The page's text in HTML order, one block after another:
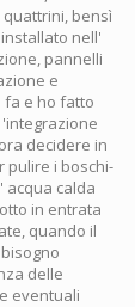
bensì
nell'
pannelli
e
fa e ho fatto
decidere in
pulire i boschi-
acqua calda
in entrata
quando il
delle
eventuali